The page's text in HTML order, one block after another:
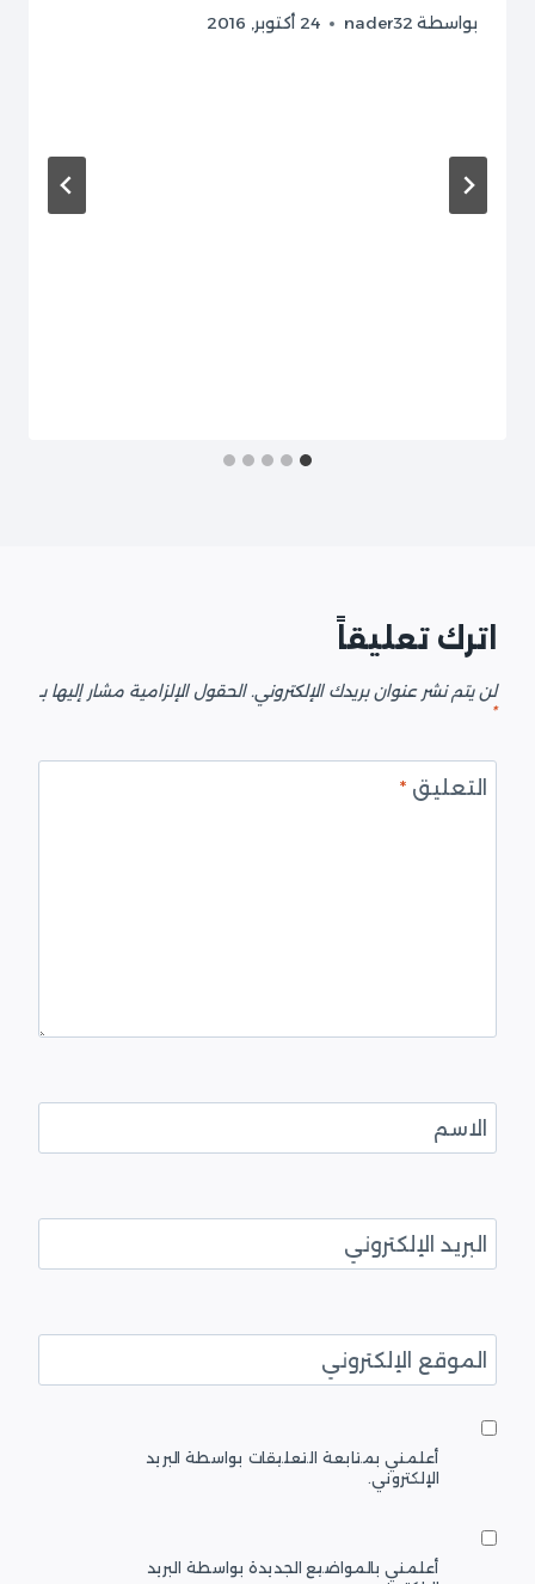
بواسطة nader32 24 أكتوبر, 2016
اترك تعليقاً
لن يتم نشر عنوان بريدك الإلكتروني. الحقول الإلزامية مشار إليها بـ
*
التعليق*
الاسم
البريد الإلكتروني
الموقع الإلكتروني
أعلمني بمتابعة التعليقات بواسطة البريد
الإلكتروني.
أعلمني بالمواضيع الجديدة بواسطة البريد